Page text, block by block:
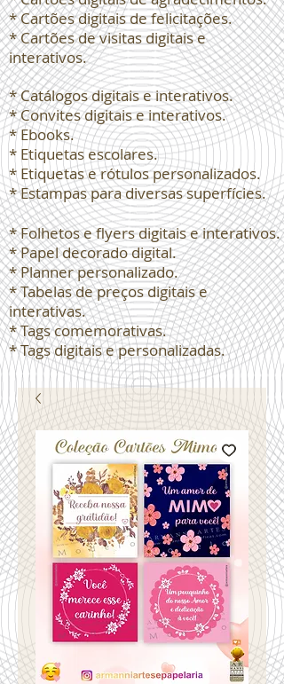
* Cartões digitais de felicitações.
* Cartões de visitas digitais e
interativos.
* Catálogos digitais e interativos.
* Convites digitais e interativos.
* Ebooks.
* Etiquetas escolares.
* Etiquetas e rótulos personalizados.
* Estampas para diversas superfícies.
* Folhetos e flyers digitais e interativos.
* Papel decorado digital.
* Planner personalizado.
* Tabelas de preços digitais e
interativas.
* Tags comemorativas.
* Tags digitais e personalizadas.